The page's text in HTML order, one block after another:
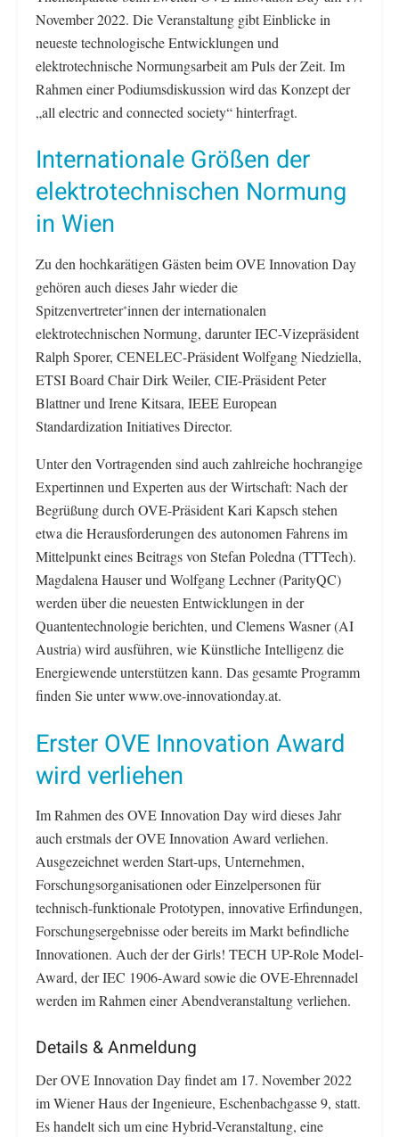
November 2022. Die Veranstaltung gibt Einblicke in
neueste technologische Entwicklungen und
elektrotechnische Normungsarbeit am Puls der Zeit. Im
Rahmen einer Podiumsdiskussion wird das Konzept der
„all electric and connected society“ hinterfragt.
Internationale Größen der
elektrotechnischen Normung
in Wien
Zu den hochkarätigen Gästen beim OVE Innovation Day
gehören auch dieses Jahr wieder die
Spitzenvertreter*innen der internationalen
elektrotechnischen Normung, darunter IEC-Vizepräsident
Ralph Sporer, CENELEC-Präsident Wolfgang Niedziella,
ETSI Board Chair Dirk Weiler, CIE-Präsident Peter
Blattner und Irene Kitsara, IEEE European
Standardization Initiatives Director.
Unter den Vortragenden sind auch zahlreiche hochrangige
Expertinnen und Experten aus der Wirtschaft: Nach der
Begrüßung durch OVE-Präsident Kari Kapsch stehen
etwa die Herausforderungen des autonomen Fahrens im
Mittelpunkt eines Beitrags von Stefan Poledna (TTTech).
Magdalena Hauser und Wolfgang Lechner (ParityQC)
werden über die neuesten Entwicklungen in der
Quantentechnologie berichten, und Clemens Wasner (AI
Austria) wird ausführen, wie Künstliche Intelligenz die
Energiewende unterstützen kann. Das gesamte Programm
finden Sie unter www.ove-innovationday.at.
Erster OVE Innovation Award
wird verliehen
Im Rahmen des OVE Innovation Day wird dieses Jahr
auch erstmals der OVE Innovation Award verliehen.
Ausgezeichnet werden Start-ups, Unternehmen,
Forschungsorganisationen oder Einzelpersonen für
technisch-funktionale Prototypen, innovative Erfindungen,
Forschungsergebnisse oder bereits im Markt befindliche
Innovationen. Auch der der Girls! TECH UP-Role Model-
Award, der IEC 1906-Award sowie die OVE-Ehrennadel
werden im Rahmen einer Abendveranstaltung verliehen.
Details & Anmeldung
Der OVE Innovation Day findet am 17. November 2022
im Wiener Haus der Ingenieure, Eschenbachgasse 9, statt.
Es handelt sich um eine Hybrid-Veranstaltung, eine